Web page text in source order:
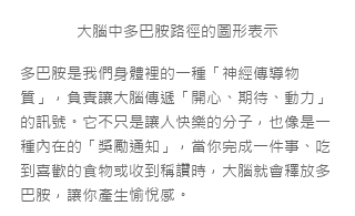
大腦中多巴胺路徑的圖形表示
多巴胺是我們身體裡的一種「神經傳導物
質」，負責讓大腦傳遞「開心、期待、動力」
的訊號。它不只是讓人快樂的分子，也像是一
種內在的「獎勵通知」，當你完成一件事、吃
到喜歡的食物或收到稱讚時，大腦就會釋放多
巴胺，讓你產生愉悅感。